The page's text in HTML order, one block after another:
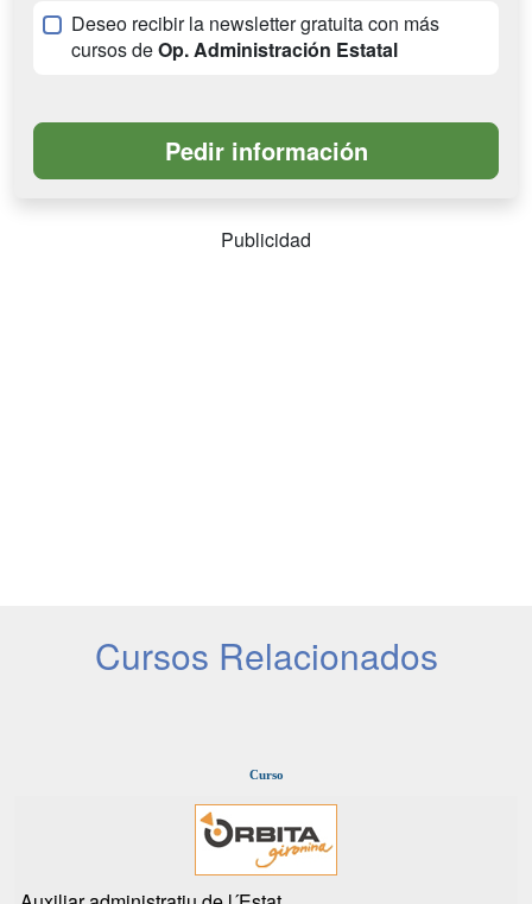
Deseo recibir la newsletter gratuita con más
cursos deOp. Administración Estatal
Publicidad
Cursos Relacionados
Curso